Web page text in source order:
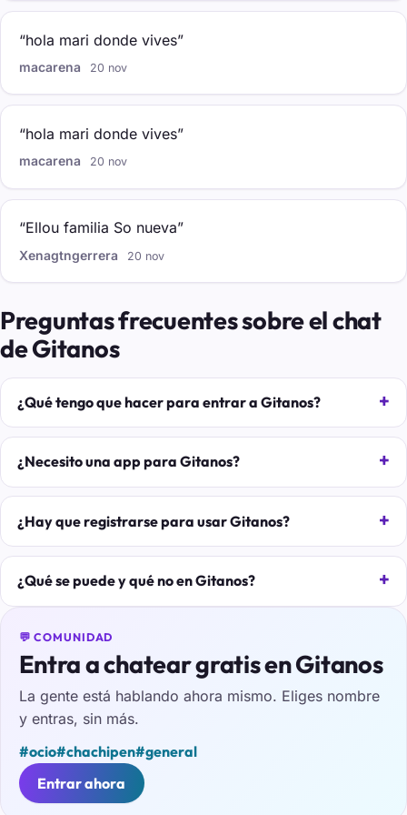
“hola mari donde vives”
macarena 20 nov
“hola mari donde vives”
macarena 20 nov
“Ellou familia So nueva”
Xenagtngerrera 20 nov
Preguntas frecuentes sobre el chat
de Gitanos
¿Qué tengo que hacer para entrar a Gitanos?
¿Necesito una app para Gitanos?
¿Hay que registrarse para usar Gitanos?
¿Qué se puede y qué no en Gitanos?
💬 COMUNIDAD
Entra a chatear gratis en Gitanos
La gente está hablando ahora mismo. Eliges nombre
y entras, sin más.
#ocio#chachipen#general
Entrar ahora